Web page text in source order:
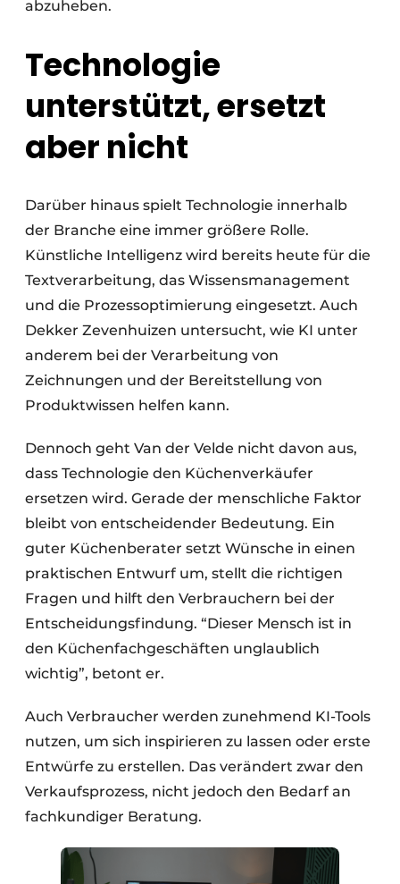
abzuheben.
Technologie
unterstützt, ersetzt
aber nicht
Darüber hinaus spielt Technologie innerhalb
der Branche eine immer größere Rolle.
Künstliche Intelligenz wird bereits heute für die
Textverarbeitung, das Wissensmanagement
und die Prozessoptimierung eingesetzt. Auch
Dekker Zevenhuizen untersucht, wie KI unter
anderem bei der Verarbeitung von
Zeichnungen und der Bereitstellung von
Produktwissen helfen kann.
Dennoch geht Van der Velde nicht davon aus,
dass Technologie den Küchenverkäufer
ersetzen wird. Gerade der menschliche Faktor
bleibt von entscheidender Bedeutung. Ein
guter Küchenberater setzt Wünsche in einen
praktischen Entwurf um, stellt die richtigen
Fragen und hilft den Verbrauchern bei der
Entscheidungsfindung. “Dieser Mensch ist in
den Küchenfachgeschäften unglaublich
wichtig”, betont er.
Auch Verbraucher werden zunehmend KI-Tools
nutzen, um sich inspirieren zu lassen oder erste
Entwürfe zu erstellen. Das verändert zwar den
Verkaufsprozess, nicht jedoch den Bedarf an
fachkundiger Beratung.